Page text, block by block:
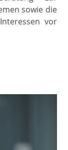
sowie die
vor